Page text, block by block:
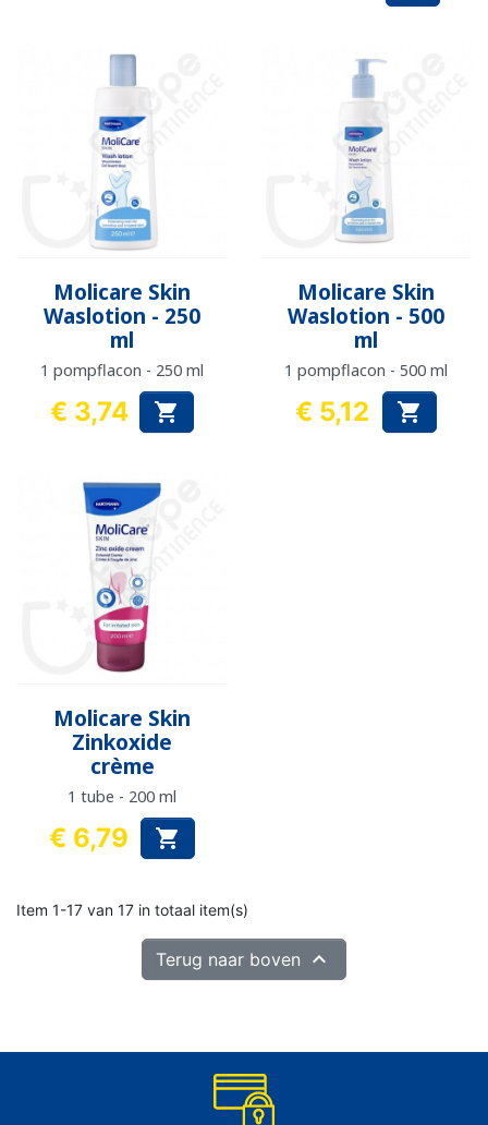
Molicare Skin
Waslotion - 250
ml
1 pompflacon - 250 ml
Prijs
€ 3,74 
Molicare Skin
Waslotion - 500
ml
1 pompflacon - 500 ml
Prijs
€ 5,12 
Molicare Skin
Zinkoxide
crème
1 tube - 200 ml
Prijs
€ 6,79 
Item 1-17 van 17 in totaal item(s)
Terug naar boven 